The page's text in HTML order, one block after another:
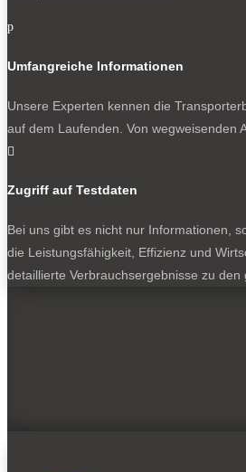
p
Umfangreiche Informationen
Unsere Experten kennen die
auf dem Laufenden. Von wegweisenden

Zugriff auf Testdaten
Bei uns gibt es nicht nur Informationen,
die Leistungsfähigkeit, Effizienz und
detaillierte Verbrauchsergebnisse zu den